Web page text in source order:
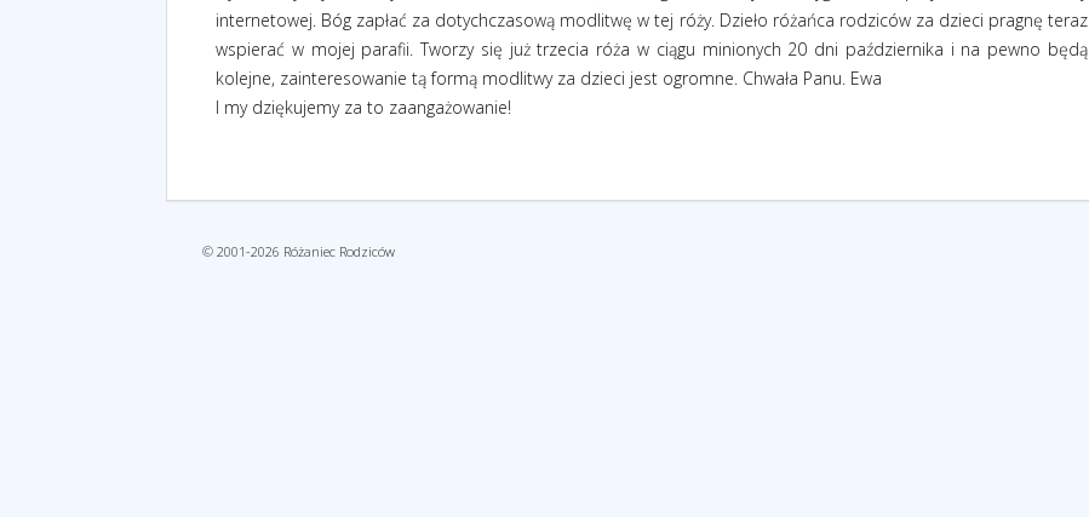
internetowej. Bóg zapłać za dotychczasową modlitwę w tej róży. Dzieło różańca rodziców za dzieci pragnę teraz
wspierać w mojej parafii. Tworzy się już trzecia róża w ciągu minionych 20 dni października i na pewno będą
kolejne, zainteresowanie tą formą modlitwy za dzieci jest ogromne. Chwała Panu. Ewa
I my dziękujemy za to zaangażowanie!
© 2001-2026 Różaniec Rodziców